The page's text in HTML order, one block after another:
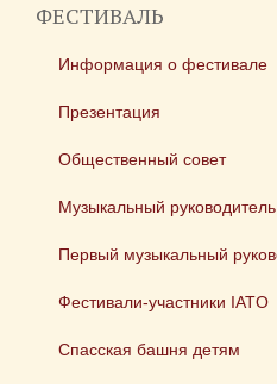
ФЕСТИВАЛЬ
Информация о фестивале
Презентация
Общественный совет
Музыкальный
Первый музыкальный
Фестивали-участники IATO
Спасская башня детям